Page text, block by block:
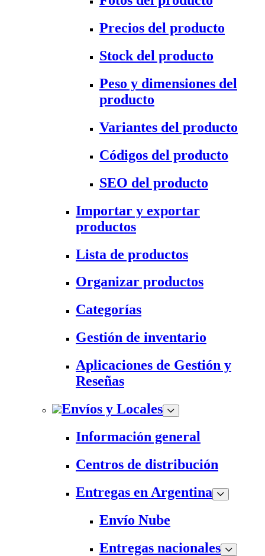
Precios del producto
Stock del producto
Peso y dimensiones del
producto
Variantes del producto
Códigos del producto
SEO del producto
Importar y exportar
productos
Lista de productos
Organizar productos
Categorías
Gestión de inventario
Aplicaciones de Gestión y
Reseñas
Envíos y Locales
Información general
Centros de distribución
Entregas en Argentina
Envío Nube
Entregas nacionales